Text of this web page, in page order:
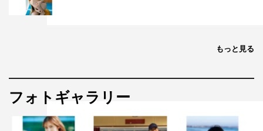
もっと見る
フォトギャラリー